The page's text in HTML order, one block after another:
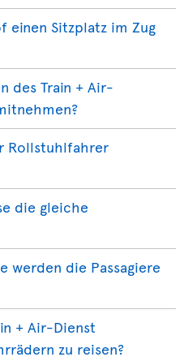
einen Sitzplatz im Zug
des Train + Air-
Rollstuhlfahrer
die gleiche
werden die Passagiere
+ Air-Dienst
zu reisen?